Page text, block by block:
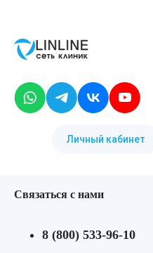
Личный кабинет
Связаться с нами
8 (800) 533-96-10